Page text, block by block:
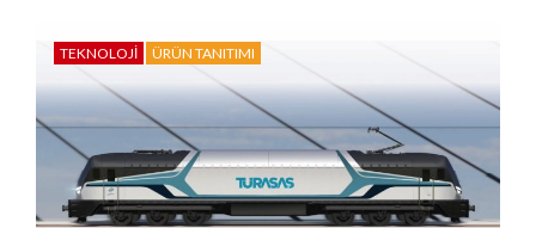
TEKNOLOJI ÜRÜN TANITIMI